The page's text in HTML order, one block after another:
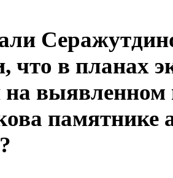
что в планах
выявленном
памятнике